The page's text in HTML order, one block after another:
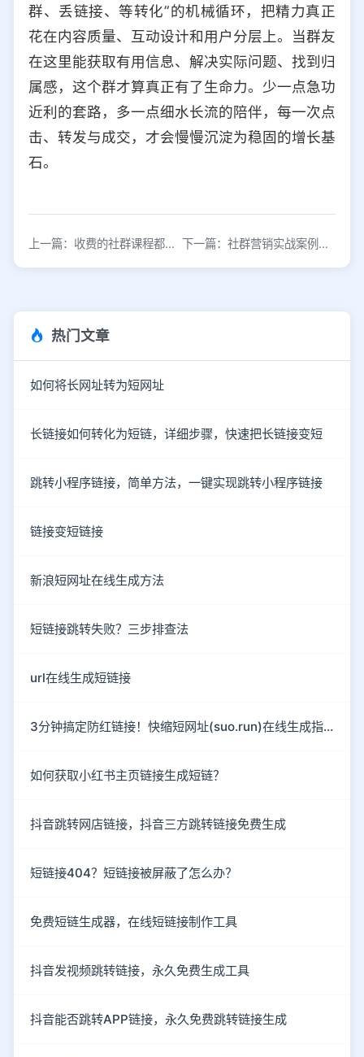
群、丢链接、等转化”的机械循环，把精力真正
花在内容质量、互动设计和用户分层上。当群友
在这里能获取有用信息、解决实际问题、找到归
属感，这个群才算真正有了生命力。少一点急功
近利的套路，多一点细水长流的陪伴，每一次点
击、转发与成交，才会慢慢沉淀为稳固的增长基
石。
上一篇：收费的社群课程都是在割韭菜吗？ 下一篇：社群营销实战案例解析：揭秘高转化社群运营策略
热门文章
如何将长网址转为短网址
长链接如何转化为短链，详细步骤，快速把长链接变短
跳转小程序链接，简单方法，一键实现跳转小程序链接
链接变短链接
新浪短网址在线生成方法
短链接跳转失败？三步排查法
url在线生成短链接
3分钟搞定防红链接！快缩短网址(suo.run)在线生成指南
如何获取小红书主页链接生成短链？
抖音跳转网店链接，抖音三方跳转链接免费生成
短链接404？短链接被屏蔽了怎么办？
免费短链生成器，在线短链接制作工具
抖音发视频跳转链接，永久免费生成工具
抖音能否跳转APP链接，永久免费跳转链接生成